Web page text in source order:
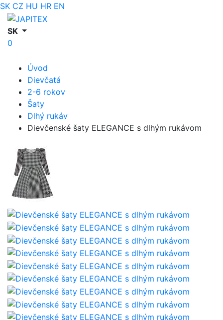
SK CZ HU HR EN
SK
0
Úvod
Dievčatá
2-6 rokov
Šaty
Dlhý rukáv
Dievčenské šaty ELEGANCE s dlhým rukávom